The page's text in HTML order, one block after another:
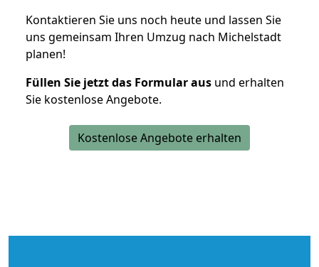
Kontaktieren Sie uns noch heute und lassen Sie
uns gemeinsam Ihren Umzug nach Michelstadt
planen!
Füllen Sie jetzt das Formular aus und erhalten
Sie kostenlose Angebote.
Kostenlose Angebote erhalten